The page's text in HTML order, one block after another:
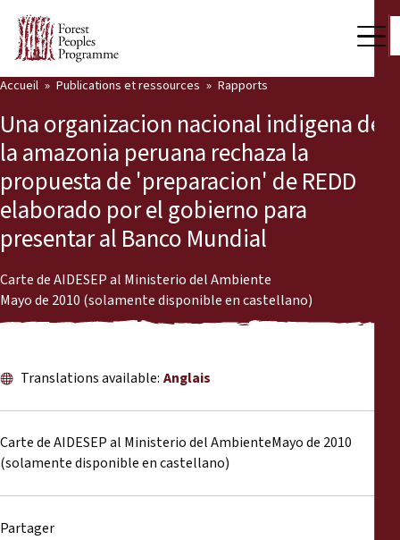
Qui nous sommes
Nous soutenir
Notre travail
Voix des communautés
Partenaires et Pays
Dernières actualités
Publications et ressources
Rapports
Communiqués de presse
Accueil Publications et ressources Rapports
Una organizacion nacional indigena de
la amazonia peruana rechaza la
propuesta de 'preparacion' de REDD
elaborado por el gobierno para
presentar al Banco Mundial
Carte de AIDESEP al Ministerio del Ambiente
Mayo de 2010 (solamente disponible en castellano)
Translations available: Anglais
Carte de AIDESEP al Ministerio del AmbienteMayo de 2010
(solamente disponible en castellano)
Partager